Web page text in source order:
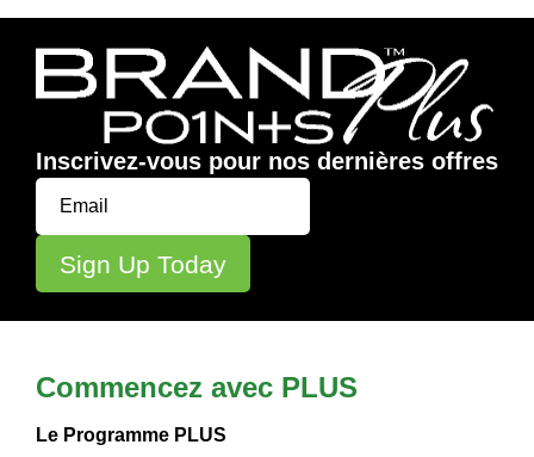
Inscrivez-vous pour nos dernières offres
Commencez avec PLUS
Le Programme PLUS